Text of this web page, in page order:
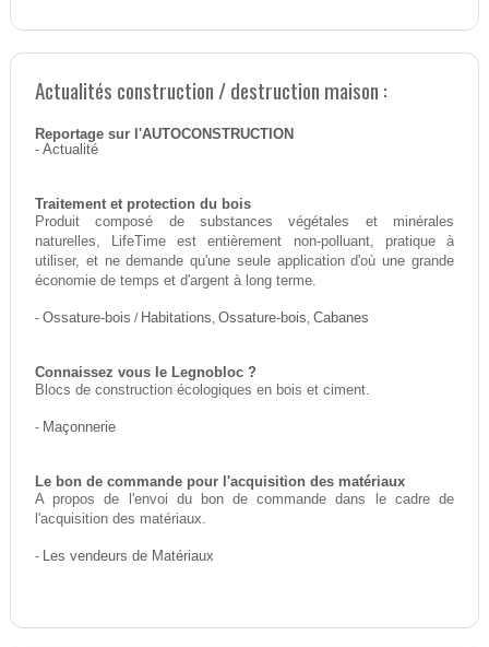
Actualités construction / destruction maison :
Reportage sur l'AUTOCONSTRUCTION
- Actualité
Traitement et protection du bois
Produit composé de substances végétales et minérales
naturelles, LifeTime est entièrement non-polluant, pratique à
utiliser, et ne demande qu'une seule application d'où une grande
économie de temps et d'argent à long terme.
- Ossature-bois / Habitations, Ossature-bois, Cabanes
Connaissez vous le Legnobloc ?
Blocs de construction écologiques en bois et ciment.
- Maçonnerie
Le bon de commande pour l'acquisition des matériaux
A propos de l'envoi du bon de commande dans le cadre de
l'acquisition des matériaux.
- Les vendeurs de Matériaux